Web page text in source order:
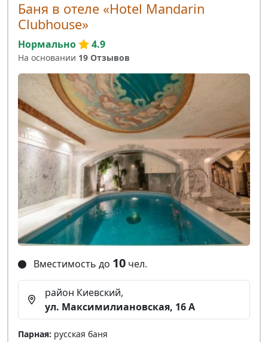
Баня в отеле «Hotel Mandarin
Clubhouse»
Нормально 4.9
На основании 19 Отзывов
Вместимость до 10 чел.
район Киевский,
ул. Максимилиановская, 16 А
Парная: русская баня